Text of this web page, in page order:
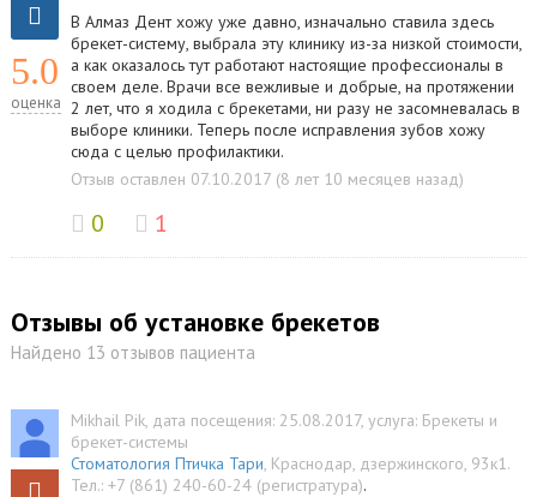
5.0
оценка
В Алмаз Дент хожу уже давно, изначально ставила здесь
брекет-систему, выбрала эту клинику из-за низкой стоимости,
а как оказалось тут работают настоящие профессионалы в
своем деле. Врачи все вежливые и добрые, на протяжении
2 лет, что я ходила с брекетами, ни разу не засомневалась в
выборе клиники. Теперь после исправления зубов хожу
сюда с целью профилактики.
Отзыв оставлен 07.10.2017 (8 лет 10 месяцев назад)
0 1
Отзывы об установке брекетов
Найдено 13 отзывов пациента
Mikhail Pik, дата посещения: 25.08.2017, услуга: Брекеты и
брекет-системы
Стоматология Птичка Тари, Краснодар, дзержинского, 93к1.
Тел.: +7 (861) 240-60-24 (регистратура).